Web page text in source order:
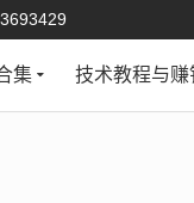
集 技术教程与赚